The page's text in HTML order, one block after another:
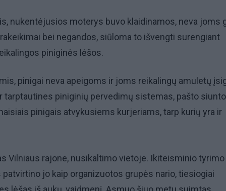
nukentėjusios moterys buvo klaidinamos, neva joms
bei negandos, siūloma to išvengti surengiant
piniginės lėšos.
pinigai neva apeigoms ir joms reikalingų amuletų
tarptautines piniginių pervedimų sistemas, pašto
pinigais atvykusiems kurjeriams, tarp kurių yra ir
Vilniaus rajone, nusikaltimo vietoje. Ikiteisminio
jo kaip organizuotos grupės nario, tiesiogiai